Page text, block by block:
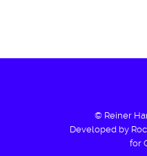
© Reiner
Developed by
for